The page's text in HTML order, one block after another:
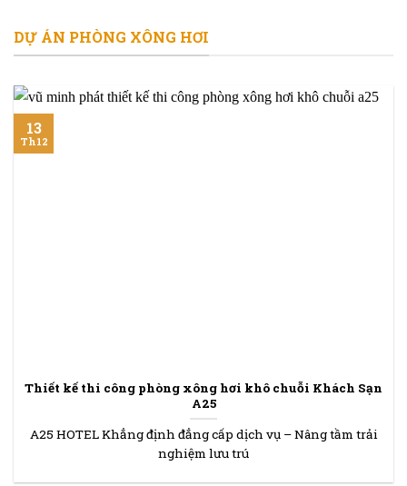
DỰ ÁN PHÒNG XÔNG HƠI
Thiết kế thi công phòng xông hơi khô chuỗi Khách Sạn
A25
A25 HOTEL Khẳng định đẳng cấp dịch vụ – Nâng tầm trải
nghiệm lưu trú
13
Th12